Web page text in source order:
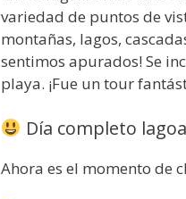
variedad de puntos de
montañas, lagos,
sentimos apurados! Se
playa. ¡Fue un tour
Día completo
Ahora es el momento de